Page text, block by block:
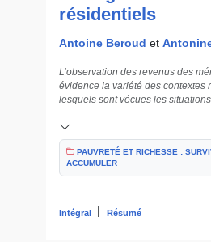
résidentiels
Antoine Beroud et
L’observation des revenus des
évidence la variété des contextes
lesquels sont vécues les situations
PAUVRETÉ ET RICHESSE :
ACCUMULER
Intégral | Résumé